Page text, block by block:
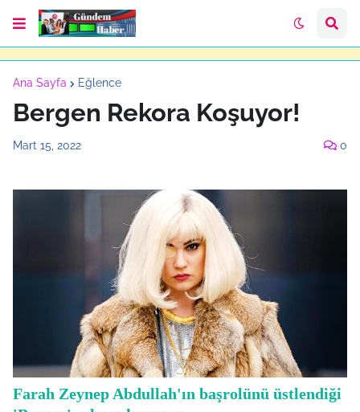
Ana Sayfa Eğlence
Bergen Rekora Koşuyor!
Mart 15, 2022 0
Farah Zeynep Abdullah'ın başrolünü üstlendiği